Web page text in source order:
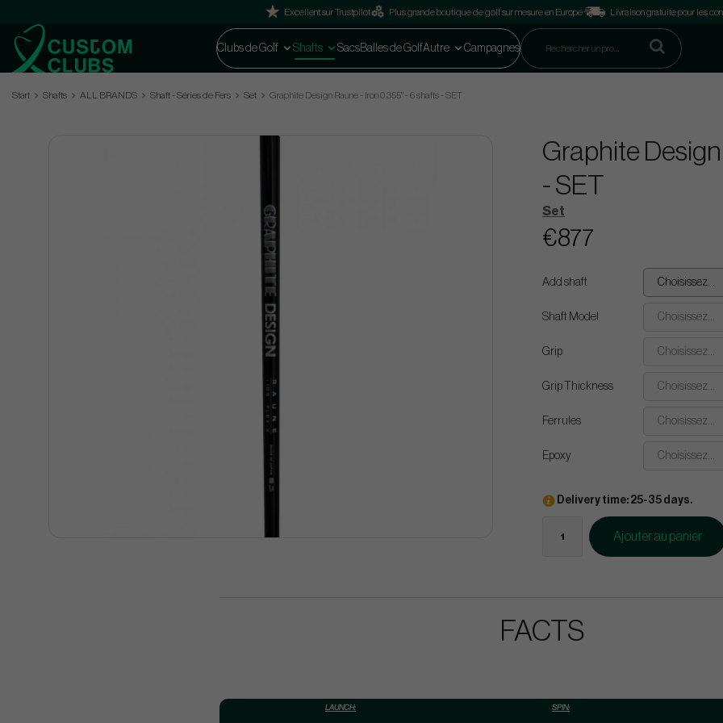
Excellent sur Trustpilot Plus grande boutique de golf sur mesure en Europe Livraison gratuite pour les
Clubs de Golf Shafts SacsBalles de GolfAutre Campagnes
Start Shafts ALL BRANDS Shaft - Séries de Fers Set Graphite Design Raune - Iron 0.355" - 6 shafts - SET
Graphite
- SET
Set
€877
Add shaft Choisissez...
Shaft Model Choisissez...
Grip Choisissez...
Grip Thickness Choisissez...
Ferrules Choisissez...
Epoxy Choisissez...
Delivery time: 25-35 days.
Ajouter au panier
FACTS
LAUNCH: SPIN: